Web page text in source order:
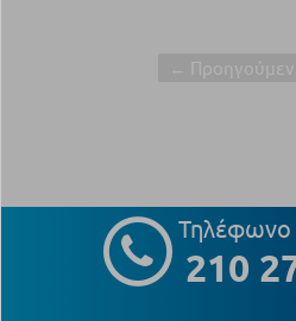
Τηλέφωνο
210